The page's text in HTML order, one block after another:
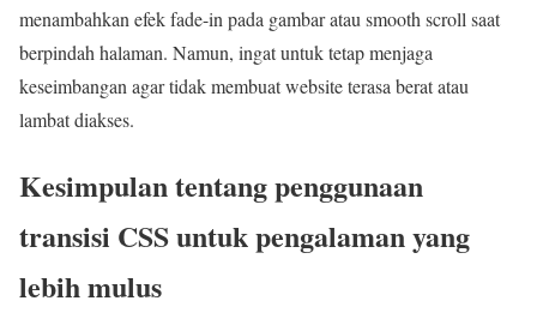
menambahkan efek fade-in pada gambar atau smooth scroll saat
berpindah halaman. Namun, ingat untuk tetap menjaga
keseimbangan agar tidak membuat website terasa berat atau
lambat diakses.
Kesimpulan tentang penggunaan
transisi CSS untuk pengalaman yang
lebih mulus